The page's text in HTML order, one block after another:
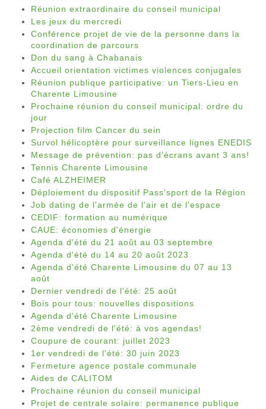
Réunion extraordinaire du conseil municipal
Les jeux du mercredi
Conférence projet de vie de la personne dans la
coordination de parcours
Don du sang à Chabanais
Accueil orientation victimes violences conjugales
Réunion publique participative: un Tiers-Lieu en
Charente Limousine
Prochaine réunion du conseil municipal: ordre du
jour
Projection film Cancer du sein
Survol hélicoptère pour surveillance lignes ENEDIS
Message de prévention: pas d'écrans avant 3 ans!
Tennis Charente Limousine
Café ALZHEIMER
Déploiement du dispositif Pass'sport de la Région
Job dating de l'armée de l'air et de l'espace
CEDIF: formation au numérique
CAUE: économies d'énergie
Agenda d'été du 21 août au 03 septembre
Agenda d'été du 14 au 20 août 2023
Agenda d'été Charente Limousine du 07 au 13
août
Dernier vendredi de l'été: 25 août
Bois pour tous: nouvelles dispositions
Agenda d'été Charente Limousine
2ème vendredi de l'été: à vos agendas!
Coupure de courant: juillet 2023
1er vendredi de l'été: 30 juin 2023
Fermeture agence postale communale
Aides de CALITOM
Prochaine réunion du conseil municipal
Projet de centrale solaire: permanence publique